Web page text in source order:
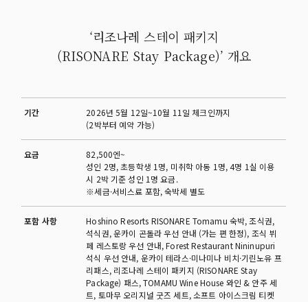
‘리조나레 스테이 패키지
(RISONARE Stay Package)’ 개요
기간
2026년 5월 12일~10월 11일 체크인까지
(2박부터 예약 가능)
요금
82,500엔~
성인 2명, 초등학생 1명, 미취학 아동 1명, 4명 1실 이용
시 2박 기준 성인 1명 요금.
※세금·서비스료 포함, 숙박세 별도
포함 사항
Hoshino Resorts RISONARE Tomamu 숙박, 조식권,
석식권, 운카이 곤돌라 우선 안내 (가는 편 한정), 조식 뷔
페 레스토랑 우선 안내, Forest Restaurant Nininupuri
석식 우선 안내, 운카이 테라스·미나미나 비치·기린노유 프
리패스, 리조나레 스테이 패키지 (RISONARE Stay
Package) 패스, TOMAMU Wine House 와인 & 안주 세
트, 토마무 오리지널 굿즈 세트, 소프트 아이스크림 티켓